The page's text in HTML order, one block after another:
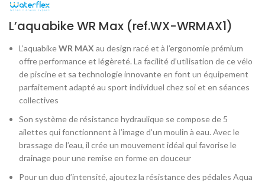
L’aquabike WR Max (ref.WX-WRMAX1)
L’aquabikeWR MAX au design racé et à l’ergonomie prémium
offre performance et légèreté. La facilité d’utilisation de ce vélo
de piscine et sa technologie innovante en font un équipement
parfaitement adapté au sport individuel chez soi et en séances
collectives
Son système de résistance hydraulique se compose de 5
ailettes qui fonctionnent à l’image d’un moulin à eau. Avec le
brassage de l’eau, il crée un mouvement idéal qui favorise le
drainage pour une remise en forme en douceur
Pour un duo d’intensité, ajoutez la résistance des pédales Aqua